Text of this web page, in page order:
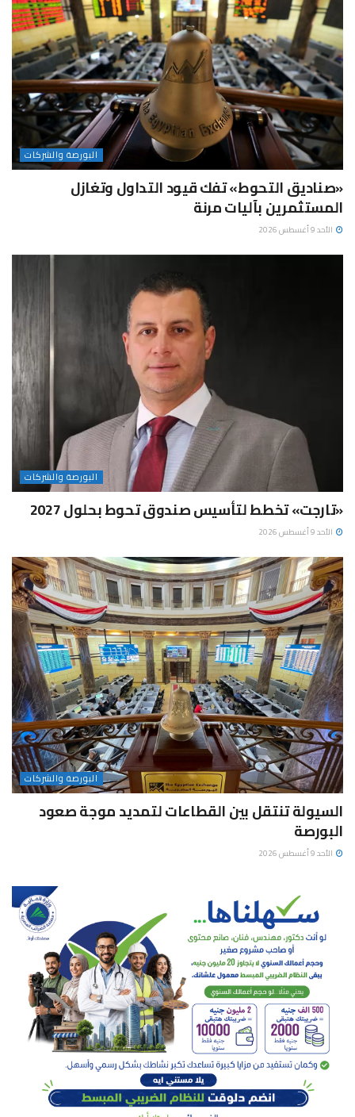
البورصة والشركات
«صناديق التحوط» تفك قيود التداول وتغازل
المستثمرين بآليات مرنة
الأحد 9 أغسطس 2026
البورصة والشركات
«تارجت» تخطط لتأسيس صندوق تحوط بحلول 2027
الأحد 9 أغسطس 2026
البورصة والشركات
السيولة تنتقل بين القطاعات لتمديد موجة صعود
البورصة
الأحد 9 أغسطس 2026